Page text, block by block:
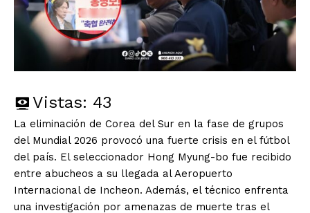
Vistas: 43
La eliminación de Corea del Sur en la fase de grupos
del Mundial 2026 provocó una fuerte crisis en el fútbol
del país. El seleccionador Hong Myung-bo fue recibido
entre abucheos a su llegada al Aeropuerto
Internacional de Incheon. Además, el técnico enfrenta
una investigación por amenazas de muerte tras el